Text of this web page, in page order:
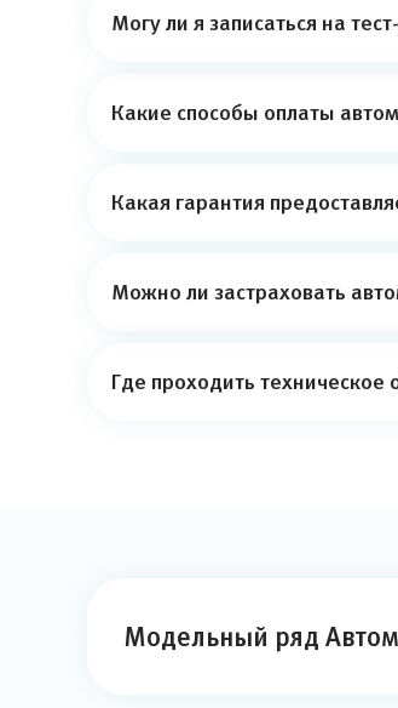
Могу ли я записаться на
Какие способы оплаты
Какая гарантия
Можно ли застраховать
Где проходить техническое
Модельный ряд